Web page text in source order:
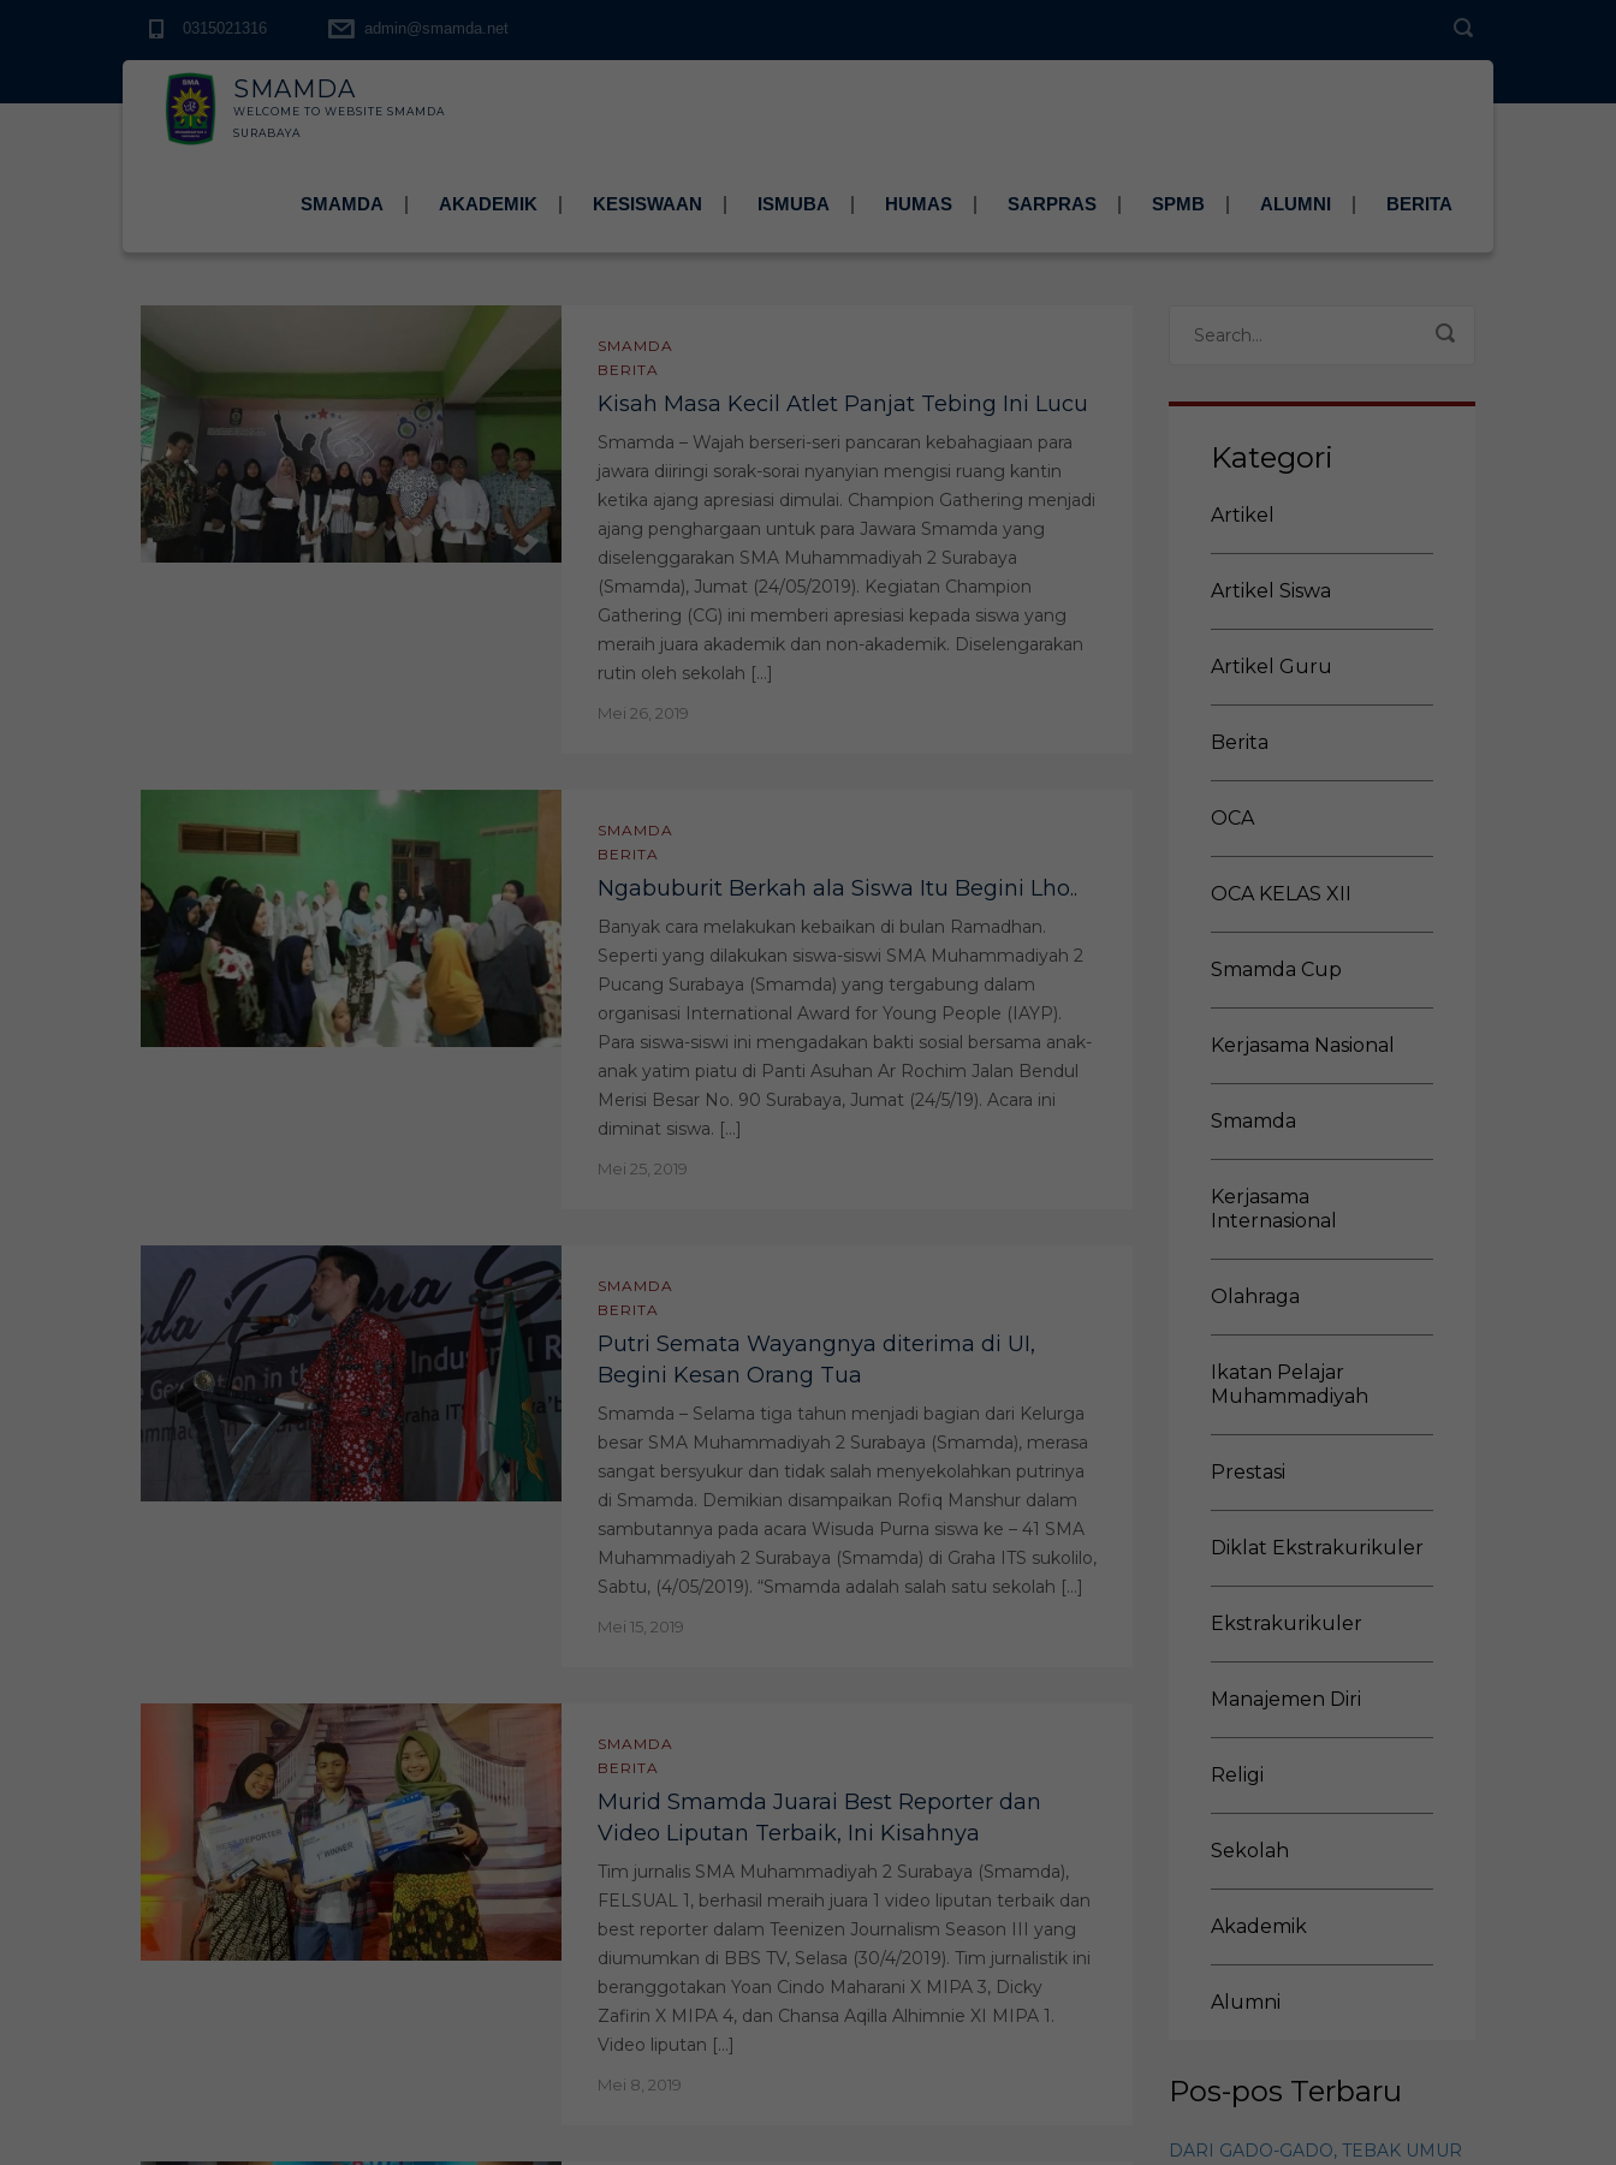
0315021316 admin@smamda.net
SMAMDA
WELCOME TO WEBSITE SMAMDA
SURABAYA
SMAMDA AKADEMIK KESISWAAN ISMUBA HUMAS SARPRAS SPMB ALUMNI BERITA
SMAMDA
BERITA
Kisah Masa Kecil Atlet Panjat Tebing Ini Lucu
Smamda – Wajah berseri-seri pancaran kebahagiaan para
jawara diiringi sorak-sorai nyanyian mengisi ruang kantin
ketika ajang apresiasi dimulai. Champion Gathering menjadi
ajang penghargaan untuk para Jawara Smamda yang
diselenggarakan SMA Muhammadiyah 2 Surabaya
(Smamda), Jumat (24/05/2019). Kegiatan Champion
Gathering (CG) ini memberi apresiasi kepada siswa yang
meraih juara akademik dan non-akademik. Diselengarakan
rutin oleh sekolah […]
Mei 26, 2019
SMAMDA
BERITA
Ngabuburit Berkah ala Siswa Itu Begini Lho..
Banyak cara melakukan kebaikan di bulan Ramadhan.
Seperti yang dilakukan siswa-siswi SMA Muhammadiyah 2
Pucang Surabaya (Smamda) yang tergabung dalam
organisasi International Award for Young People (IAYP).
Para siswa-siswi ini mengadakan bakti sosial bersama anak-
anak yatim piatu di Panti Asuhan Ar Rochim Jalan Bendul
Merisi Besar No. 90 Surabaya, Jumat (24/5/19). Acara ini
diminat siswa. […]
Mei 25, 2019
SMAMDA
BERITA
Putri Semata Wayangnya diterima di UI,
Begini Kesan Orang Tua
Smamda – Selama tiga tahun menjadi bagian dari Kelurga
besar SMA Muhammadiyah 2 Surabaya (Smamda), merasa
sangat bersyukur dan tidak salah menyekolahkan putrinya
di Smamda. Demikian disampaikan Rofiq Manshur dalam
sambutannya pada acara Wisuda Purna siswa ke – 41 SMA
Muhammadiyah 2 Surabaya (Smamda) di Graha ITS sukolilo,
Sabtu, (4/05/2019). “Smamda adalah salah satu sekolah […]
Mei 15, 2019
SMAMDA
BERITA
Murid Smamda Juarai Best Reporter dan
Video Liputan Terbaik, Ini Kisahnya
Tim jurnalis SMA Muhammadiyah 2 Surabaya (Smamda),
FELSUAL 1, berhasil meraih juara 1 video liputan terbaik dan
best reporter dalam Teenizen Journalism Season III yang
diumumkan di BBS TV, Selasa (30/4/2019). Tim jurnalistik ini
beranggotakan Yoan Cindo Maharani X MIPA 3, Dicky
Zafirin X MIPA 4, dan Chansa Aqilla Alhimnie XI MIPA 1.
Video liputan […]
Mei 8, 2019
Kategori
Artikel
Artikel Siswa
Artikel Guru
Berita
OCA
OCA KELAS XII
Smamda Cup
Kerjasama Nasional
Smamda
Kerjasama
Internasional
Olahraga
Ikatan Pelajar
Muhammadiyah
Prestasi
Diklat Ekstrakurikuler
Ekstrakurikuler
Manajemen Diri
Religi
Sekolah
Akademik
Alumni
Pos-pos Terbaru
DARI GADO-GADO, TEBAK UMUR